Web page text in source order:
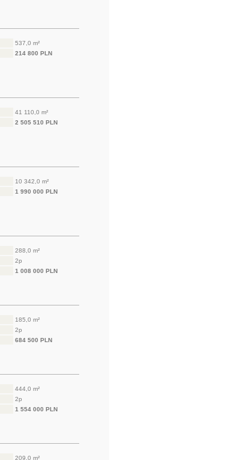
537,0 m²
214 800 PLN
41 110,0 m²
2 505 510 PLN
10 342,0 m²
1 990 000 PLN
288,0 m²
2p
1 008 000 PLN
185,0 m²
2p
684 500 PLN
444,0 m²
2p
1 554 000 PLN
209,0 m²